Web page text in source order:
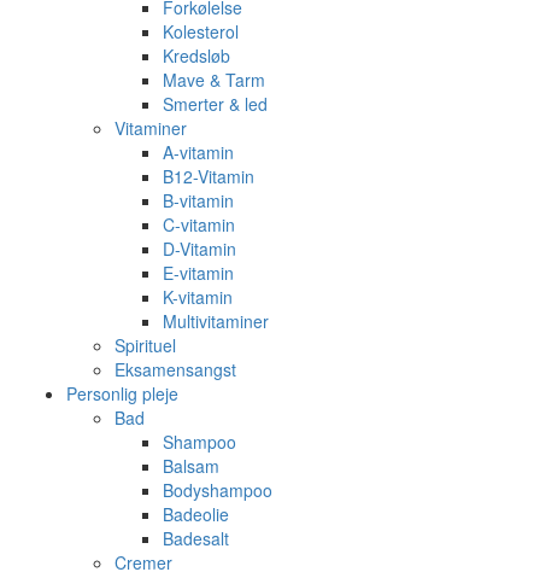
Forkølelse
Kolesterol
Kredsløb
Mave & Tarm
Smerter & led
Vitaminer
A-vitamin
B12-Vitamin
B-vitamin
C-vitamin
D-Vitamin
E-vitamin
K-vitamin
Multivitaminer
Spirituel
Eksamensangst
Personlig pleje
Bad
Shampoo
Balsam
Bodyshampoo
Badeolie
Badesalt
Cremer